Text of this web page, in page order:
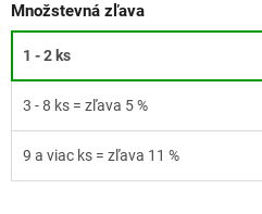
Množstevná zľava
1 - 2 ks
3 - 8 ks = zľava 5 %
9 a viac ks = zľava 11 %